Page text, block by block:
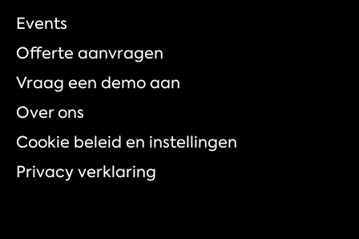
Events
Offerte aanvragen
Vraag een demo aan
Over ons
Cookie beleid en instellingen
Privacy verklaring